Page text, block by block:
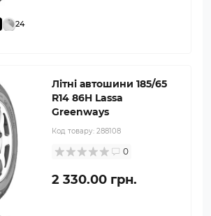
24
Літні автошини 185/65
R14 86H Lassa
Greenways
Код товару: 288108
0
2 330.00 грн.